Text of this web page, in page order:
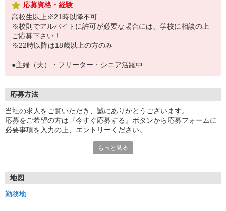
応募資格・経験
高校生以上※21時以降不可
※校則でアルバイトに許可が必要な場合には、学校に相談の上
ご応募下さい！
※22時以降は18歳以上の方のみ
●主婦（夫）・フリーター・シニア活躍中
応募方法
当社の求人をご覧いただき、誠にありがとうございます。
応募をご希望の方は『今すぐ応募する』ボタンから応募フォームに
必要事項を入力の上、エントリーください。
号」など
もっと見る
地図
勤務地